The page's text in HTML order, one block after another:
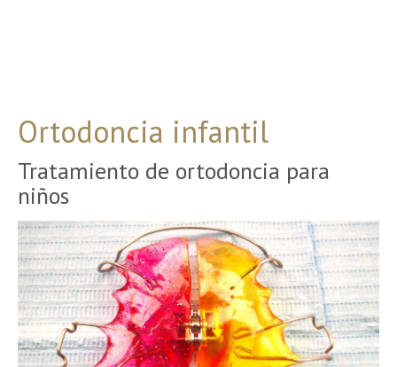
Ortodoncia infantil
Tratamiento de ortodoncia para
niños